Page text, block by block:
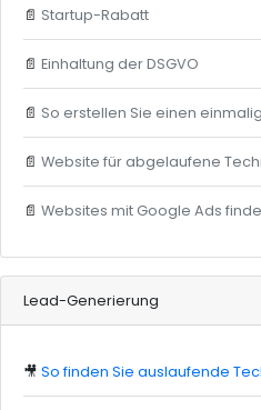
📄 Startup-Rabatt
📄Einhaltung der DSGVO
📄 So erstellen Sie einen
📄Website für abgelaufene
📄Websites mit Google Ads
Lead-Generierung
🎥So finden Sie auslaufende